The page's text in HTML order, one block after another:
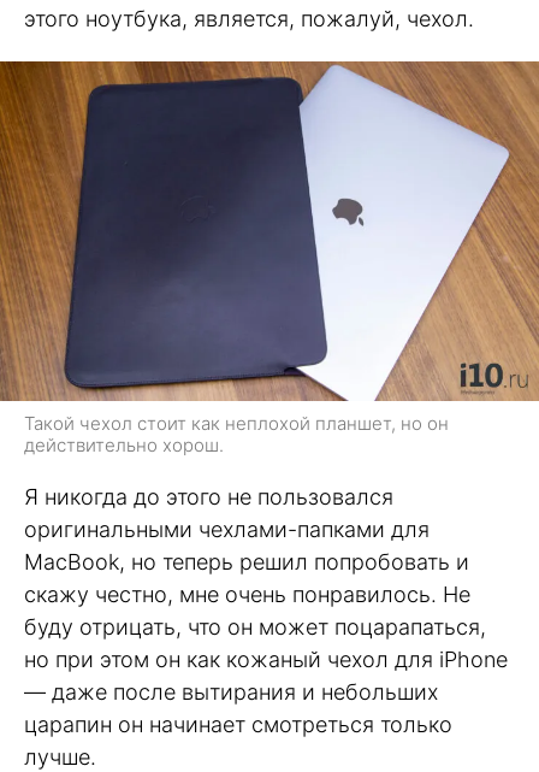
этого ноутбука, является, пожалуй, чехол.
Такой чехол стоит как неплохой планшет, но он
действительно хорош.
Я никогда до этого не пользовался
оригинальными чехлами-папками для
MacBook, но теперь решил попробовать и
скажу честно, мне очень понравилось. Не
буду отрицать, что он может поцарапаться,
но при этом он как кожаный чехол для iPhone
— даже после вытирания и небольших
царапин он начинает смотреться только
лучше.